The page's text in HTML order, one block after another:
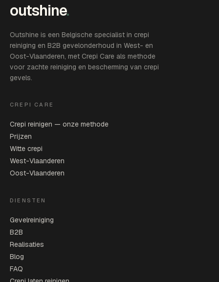
outshine.
Outshine is een Belgische specialist in crepi
reiniging en B2B gevelonderhoud in West- en
Oost-Vlaanderen, met Crepi Care als methode
voor zachte reiniging en bescherming van crepi
gevels.
CREPI CARE
Crepi reinigen — onze methode
Prijzen
Witte crepi
West-Vlaanderen
Oost-Vlaanderen
DIENSTEN
Gevelreiniging
B2B
Realisaties
Blog
FAQ